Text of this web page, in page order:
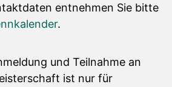
entnehmen Sie bitte
.
und Teilnahme an
ist nur für